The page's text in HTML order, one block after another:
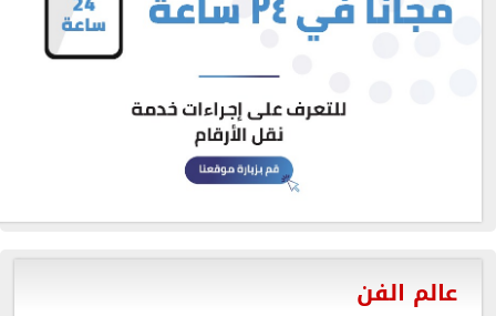
عالم الفن